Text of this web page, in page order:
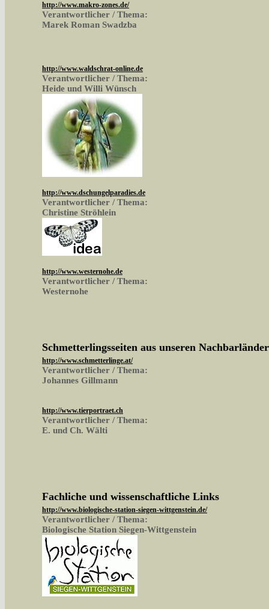
http://www.makro-zones.de/
Verantwortlicher / Thema:
Marek Roman Swadzba
http://www.waldschrat-online.de
Verantwortlicher / Thema:
Heide und Willi Wünsch
http://www.dschungelparadies.de
Verantwortlicher / Thema:
Christine Ströhlein
http://www.westernohe.de
Verantwortlicher / Thema:
Westernohe
Schmetterlingsseiten aus unseren
http://www.schmetterlinge.at/
Verantwortlicher / Thema:
Johannes Gillmann
http://www.tierportraet.ch
Verantwortlicher / Thema:
E. und Ch. Wälti
Fachliche und wissenschaftliche Links
http://www.biologische-station-siegen-wittgenstein.de/
Verantwortlicher / Thema:
Biologische Station Siegen-Wittgenstein